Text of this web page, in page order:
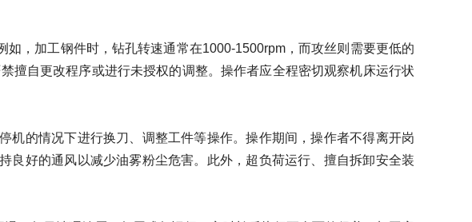
，加工钢件时，钻孔转速通常在1000-1500rpm，而攻丝则需要更低的
擅自更改程序或进行未授权的调整。操作者应全程密切观察机床运行状
的情况下进行换刀、调整工件等操作。操作期间，操作者不得离开岗
好的通风以减少油雾粉尘危害。此外，超负荷运行、擅自拆卸安全装